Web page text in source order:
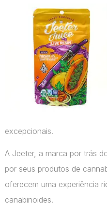
excepcionais.
A Jeeter, a marca por trás
por seus produtos de
oferecem uma experiência
canabinoides.